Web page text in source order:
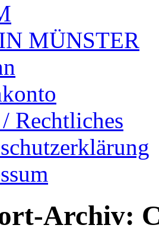
MÜNSTER
Rechtliches
Archiv: